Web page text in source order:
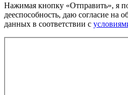
Нажимая кнопку «Отправить», я
дееспособность, даю согласие на
данных в соответствии с